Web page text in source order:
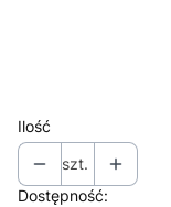
Ilość
szt.
Dostępność: